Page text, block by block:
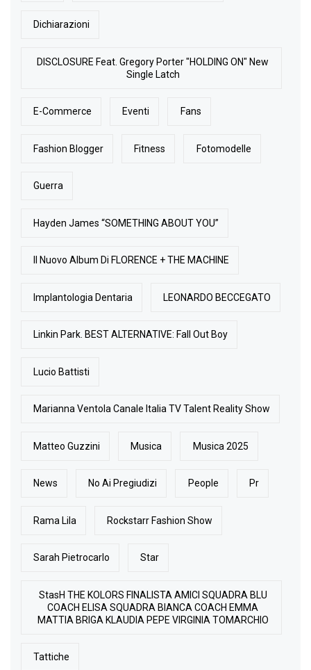
Dichiarazioni
DISCLOSURE Feat. Gregory Porter "HOLDING ON" New
Single Latch
E-Commerce Eventi Fans
Fashion Blogger Fitness Fotomodelle
Guerra
Hayden James “SOMETHING ABOUT YOU”
Il Nuovo Album Di FLORENCE + THE MACHINE
Implantologia Dentaria LEONARDO BECCEGATO
Linkin Park. BEST ALTERNATIVE: Fall Out Boy
Lucio Battisti
Marianna Ventola Canale Italia TV Talent Reality Show
Matteo Guzzini Musica Musica 2025
News No Ai Pregiudizi People Pr
Rama Lila Rockstarr Fashion Show
Sarah Pietrocarlo Star
StasH THE KOLORS FINALISTA AMICI SQUADRA BLU
COACH ELISA SQUADRA BIANCA COACH EMMA
MATTIA BRIGA KLAUDIA PEPE VIRGINIA TOMARCHIO
Tattiche